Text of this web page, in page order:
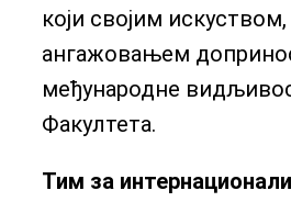
који својим
ангажовањем
међународне
Факултета.
Тим за